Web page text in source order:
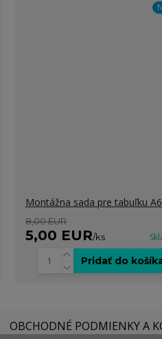
Montážna sada pre tabuľku A6
8,00 EUR
5,00 EUR/ks
Pridať do
OBCHODNÉ PODMIENKY A